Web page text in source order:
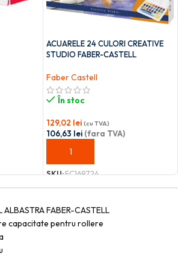
ACUARELE 24 CULORI CREATIVE
STUDIO FABER-CASTELL
Faber Castell
În stoc
129,02 lei (cu TVA)
106,63 lei (fara TVA)
ADAUGĂ ÎN COȘ
SKU:FC169724
ALBASTRA FABER-CASTELL
capacitate pentru rollere